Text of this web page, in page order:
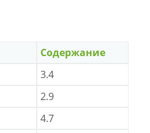
Содержание
3.4
2.9
4.7